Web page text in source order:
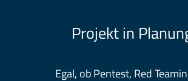
Projekt in
Egal, ob Pentest, Red